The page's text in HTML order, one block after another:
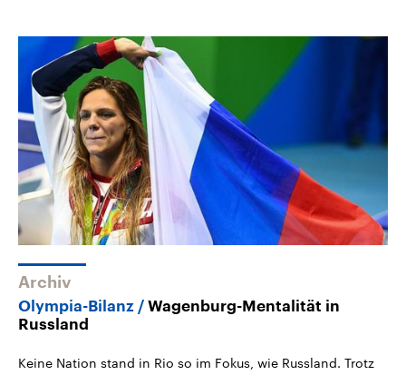
Archiv
Olympia-Bilanz
Wagenburg-Mentalität in
Russland
Keine Nation stand in Rio so im Fokus, wie Russland. Trotz